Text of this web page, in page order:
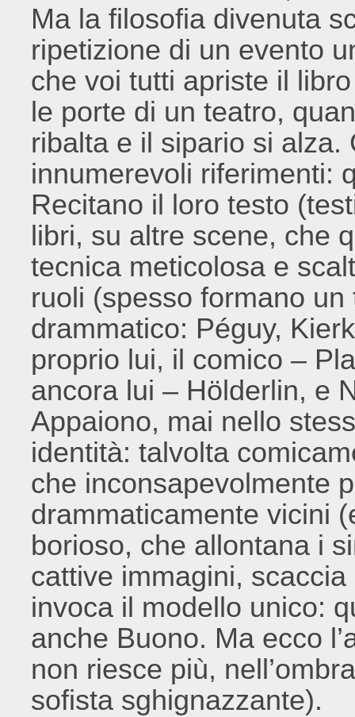
Ma la filosofia divenuta
ripetizione di un evento
che voi tutti apriste il
le porte di un teatro,
ribalta e il sipario si alza.
innumerevoli riferimenti:
Recitano il loro testo
libri, su altre scene, che
tecnica meticolosa e
ruoli (spesso formano
drammatico: Péguy,
proprio lui, il comico –
ancora lui – Hölderlin, e
Appaiono, mai nello
identità: talvolta
che inconsapevolmente
drammaticamente vicini
borioso, che allontana i
cattive immagini,
invoca il modello unico:
anche Buono. Ma ecco
non riesce più,
sofista sghignazzante).